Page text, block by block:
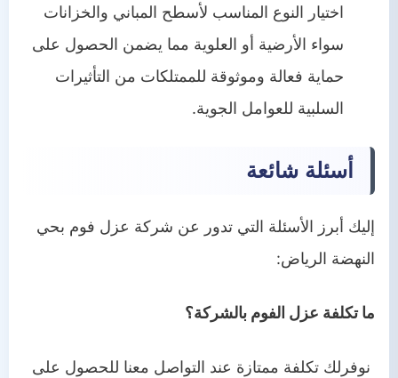
اختيار النوع المناسب لأسطح المباني والخزانات
سواء الأرضية أو العلوية مما يضمن الحصول على
حماية فعالة وموثوقة للممتلكات من التأثيرات
السلبية للعوامل الجوية.
أسئلة شائعة
إليك أبرز الأسئلة التي تدور عن شركة عزل فوم بحي
النهضة الرياض:
ما تكلفة عزل الفوم بالشركة؟
نوفرلك تكلفة ممتازة عند التواصل معنا للحصول على